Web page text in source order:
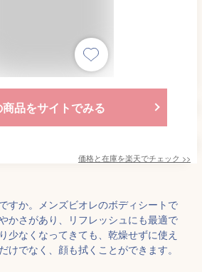
商品をサイトでみる
価格と在庫を楽天でチェック >>
すか。メンズビオレのボディシートで
かさがあり、リフレッシュにも最適で
少なくなってきても、乾燥せずに使え
けでなく、顔も拭くことができます。